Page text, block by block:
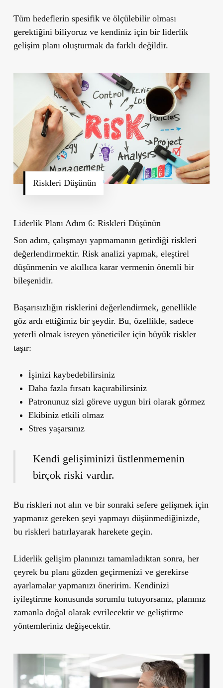
Tüm hedeflerin spesifik ve ölçülebilir olması
gerektiğini biliyoruz ve kendiniz için bir liderlik
gelişim planı oluşturmak da farklı değildir.
Riskleri Düşünün
Liderlik Planı Adım 6: Riskleri Düşünün
Son adım, çalışmayı yapmamanın getirdiği riskleri
değerlendirmektir. Risk analizi yapmak, eleştirel
düşünmenin ve akıllıca karar vermenin önemli bir
bileşenidir.
Başarısızlığın risklerini değerlendirmek, genellikle
göz ardı ettiğimiz bir şeydir. Bu, özellikle, sadece
yeterli olmak isteyen yöneticiler için büyük riskler
taşır:
İşinizi kaybedebilirsiniz
Daha fazla fırsatı kaçırabilirsiniz
Patronunuz sizi göreve uygun biri olarak görmez
Ekibiniz etkili olmaz
Stres yaşarsınız
Kendi gelişiminizi üstlenmemenin
birçok riski vardır.
Bu riskleri not alın ve bir sonraki sefere gelişmek için
yapmanız gereken şeyi yapmayı düşünmediğinizde,
bu riskleri hatırlayarak harekete geçin.
Liderlik gelişim planınızı tamamladıktan sonra, her
çeyrek bu planı gözden geçirmenizi ve gerekirse
ayarlamalar yapmanızı öneririm. Kendinizi
iyileştirme konusunda sorumlu tutuyorsanız, planınız
zamanla doğal olarak evrilecektir ve geliştirme
yöntemleriniz değişecektir.